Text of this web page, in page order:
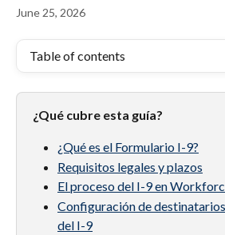
June 25, 2026
Table of contents
¿Qué cubre esta guía?
¿Qué es el Formulario I-9?
Requisitos legales y plazos
El proceso del I-9 en
Configuración de
del I-9